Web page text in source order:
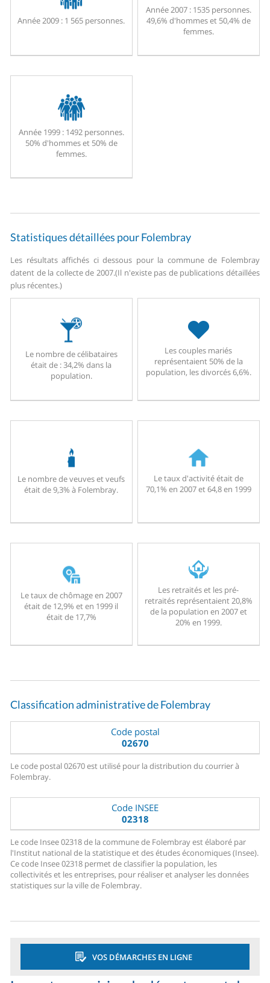
Année 2009 : 1 565 personnes.
Année 2007 :1535 personnes.
49,6% d'hommes et 50,4% de
femmes.
Année 1999 :1492 personnes.
50% d'hommes et 50% de
femmes.
Statistiques détaillées pour Folembray
Les résultats affichés ci dessous pour la commune de Folembray
datent de la collecte de 2007.(Il n'existe pas de publications détaillées
plus récentes.)
Le nombre de célibataires
était de : 34,2% dans la
population.
Les couples mariés
représentaient 50% de la
population, les divorcés 6,6%.
Le nombre de veuves et veufs
était de 9,3% à Folembray.
Le taux d'activité était de
70,1% en 2007 et 64,8 en 1999
Le taux de chômage en 2007
était de 12,9% et en 1999 il
était de 17,7%
Les retraités et les pré-
retraités représentaient 20,8%
de la population en 2007 et
20% en 1999.
Classification administrative de Folembray
Code postal
02670
Le code postal 02670 est utilisé pour la distribution du courrier à
Folembray.
Code INSEE
02318
Le code Insee 02318 de la commune de Folembray est élaboré par
l'Institut national de la statistique et des études économiques (Insee).
Ce code Insee 02318 permet de classifier la population, les
collectivités et les entreprises, pour réaliser et analyser les données
statistiques sur la ville de Folembray.
VOS DÉMARCHES EN LIGNE